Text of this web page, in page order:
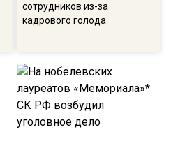
сотрудников из-за
кадрового голода